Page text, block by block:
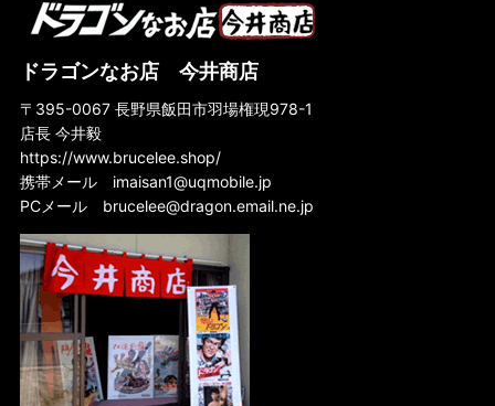
ドラゴンなお店 今井商店
〒395-0067 長野県飯田市羽場権現978-1
店長 今井毅
https://www.brucelee.shop/
携帯メール imaisan1@uqmobile.jp
PCメール brucelee@dragon.email.ne.jp